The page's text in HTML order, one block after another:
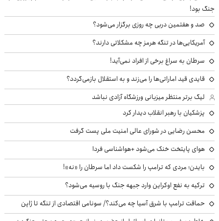
جنگ بود!
صد و هفتمین دربی چه روزی برگزار می‌شود؟
آمریکایی‌ها در تنگه هرمز چه مشکلاتی دارند؟
سرطان به سراغ برخی از افراد نمی‌آید!
قایدی قید اماراتی‌ها را می‌زند و به استقلال بازمی‌گردد؟
لیگ برتر منتظر میزبانی ورزشگاه آزادی نباشد
پزشکیان با رهبر انقلاب دیدار کرد
محسن رضایی در شورای عالی امنیت ملی پست گرفت
هوای پایتخت خنک می‌شود +هواشناسی فردا
بایدن؛ مردی که ترامپ را شکست داد اما سرطان را «نه»!
ترکیه به نفع اوکراین وارد جبهه جنگ با روسیه می‌شود؟
حماقت ترامپ با شرق آسیا چه می‌کند؟/ سونامی اقتصادی از تنگه تا ژاپن